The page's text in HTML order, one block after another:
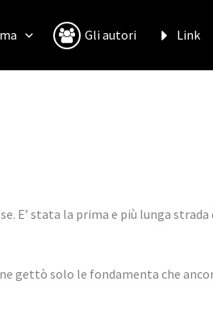
Gli autori Link
E’ stata la prima e più lunga
gettò solo le fondamenta che